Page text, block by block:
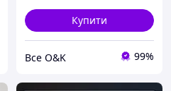
Купити
Все O&K 99%